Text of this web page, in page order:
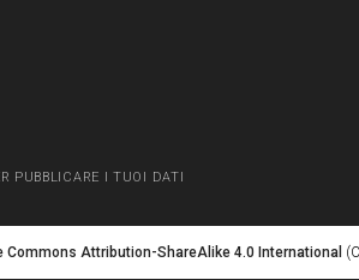
PUBBLICARE I TUOI DATI
Commons Attribution-ShareAlike 4.0 International